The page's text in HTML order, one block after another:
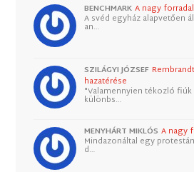
BENCHMARK A nagy
A svéd egyház alapvetően
an…
SZILÁGYI JÓZSEF
hazatérése
"Valamennyien tékozló fiúk
különbs…
MENYHÁRT MIKLÓS A nagy
Mindazonáltal egy
d…